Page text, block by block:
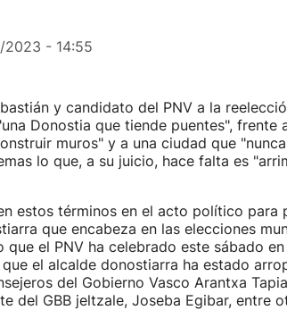
2023 - 14:55
y candidato del PNV a la
Donostia que tiende puentes", frente
muros" y a una ciudad que
lo que, a su juicio, hace falta es
estos términos en el acto político para
que encabeza en las elecciones
el PNV ha celebrado este sábado
el alcalde donostiarra ha estado
del Gobierno Vasco Arantxa
del GBB jeltzale, Joseba Egibar, entre